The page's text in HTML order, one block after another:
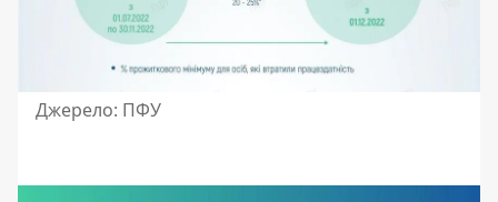
Джерело: ПФУ